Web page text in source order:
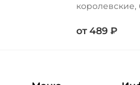
королевские,
болгарский,
от 489 ₽